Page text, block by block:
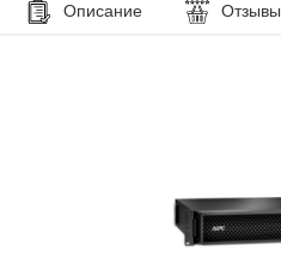
Описание Отзывы